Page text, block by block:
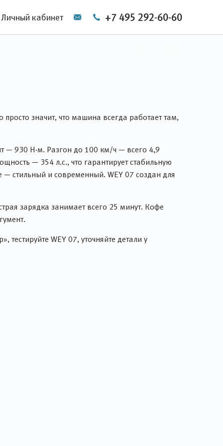
Личный кабинет +7 495 292-60-60
значит, что машина всегда работает там,
— 930 Н·м. Разгон до 100 км/ч — всего 4,9
— 354 л.с., что гарантирует стабильную
стильный и современный. WEY 07 создан для
зарядка занимает всего 25 минут. Кофе
WEY 07, уточняйте детали у